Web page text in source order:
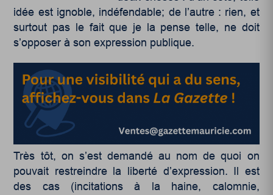
idée est ignoble, indéfendable; de l’autre : rien, et
surtout pas le fait que je la pense telle, ne doit
s’opposer à son expression publique.
Très tôt, on s’est demandé au nom de quoi on
pouvait restreindre la liberté d’expression. Il est
des cas (incitations à la haine, calomnie,